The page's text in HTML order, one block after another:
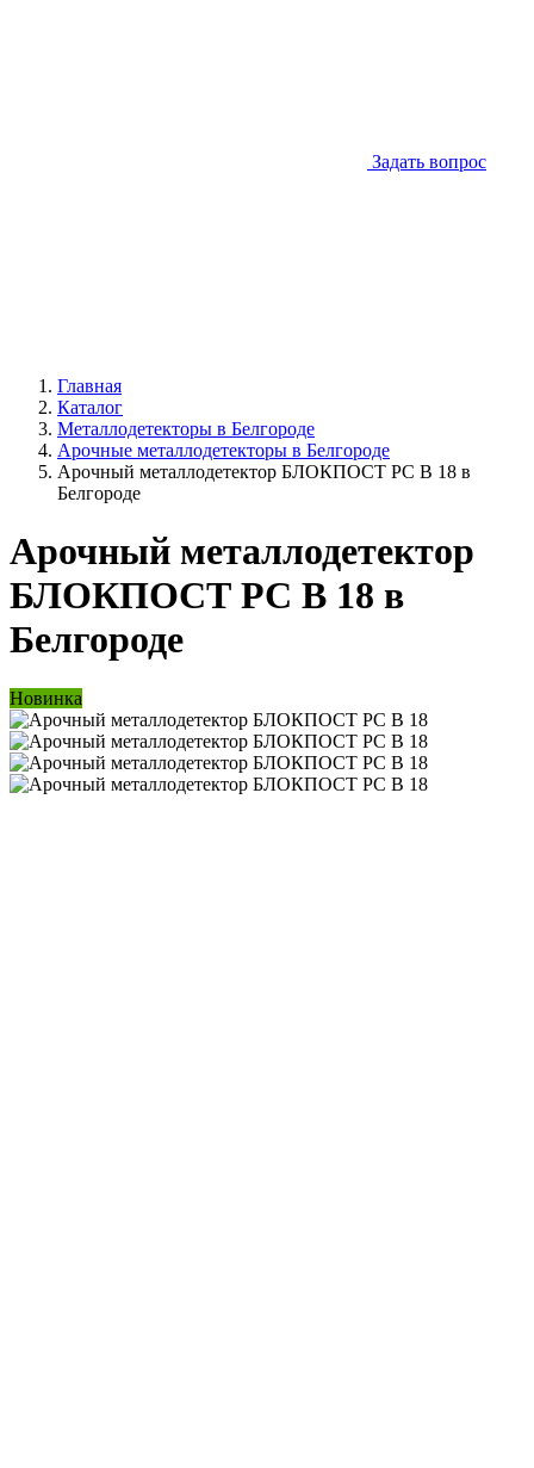
Задать вопрос
Главная
Каталог
Металлодетекторы в Белгороде
Арочные металлодетекторы в Белгороде
Арочный металлодетектор БЛОКПОСТ PC В 18 в
Белгороде
Арочный металлодетектор
БЛОКПОСТ PC В 18 в
Белгороде
Новинка